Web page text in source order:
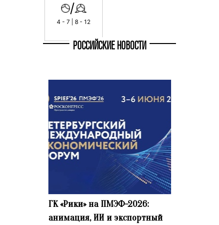
/
4 - 7 | 8 - 12
РОССИЙСКИЕ НОВОСТИ
ГК «Рики» на ПМЭФ-2026:
анимация, ИИ и экспортный